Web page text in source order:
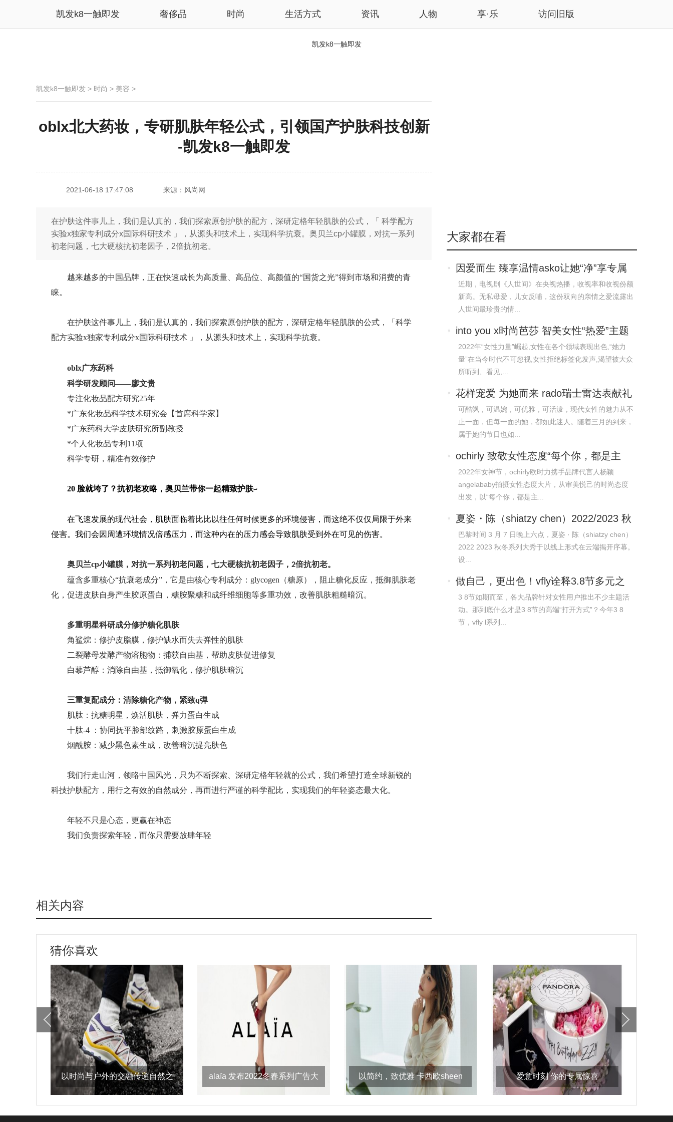
凯发k8一触即发 奢侈品 时尚 生活方式 资讯 人物 享·乐 访问旧版
凯发k8一触即发
凯发k8一触即发 > 时尚 > 美容 >
oblx北大药妆，专研肌肤年轻公式，引领国产护肤科技创新
-凯发k8一触即发
2021-06-18 17:47:08 来源：风尚网
在护肤这件事儿上，我们是认真的，我们探索原创护肤的配方，深研定格年轻肌肤的公式，「 科学配方
实验x独家专利成分x国际科研技术 」，从源头和技术上，实现科学抗衰。奥贝兰cp小罐膜，对抗一系列
初老问题，七大硬核抗初老因子，2倍抗初老。
越来越多的中国品牌，正在快速成长为高质量、高品位、高颜值的“国货之光”得到市场和消费的青
睐。
在护肤这件事儿上，我们是认真的，我们探索原创护肤的配方，深研定格年轻肌肤的公式， 「 科学
配方实验x独家专利成分x国际科研技术 」 ， 从源头和技术上，实现科学抗衰。
oblx广东药科
科学研发顾问——廖文贵
专注化妆品配方研究25年
*广东化妆品科学技术研究会【首席科学家】
*广东药科大学皮肤研究所副教授
*个人化妆品专利11项
科学专研，精准有效修护
20 脸就垮了？抗初老攻略，奥贝兰带你一起精致护肤~
在飞速发展的现代社会，肌肤面临着比比以往任何时候更多的环境侵害，而这绝不仅仅局限于外来
侵害。我们会因周遭环境情况倍感压力，而这种内在的压力感会导致肌肤受到外在可见的伤害。
奥贝兰cp小罐膜，对抗一系列初老问题，七大硬核抗初老因子， 2倍抗初老。
蕴含多重核心“抗衰老成分”，它是由核心专利成分：glycogen（糖原），阻止糖化反应，抵御肌肤老
化，促进皮肤自身产生胶原蛋白，糖胺聚糖和成纤维细胞等多重功效，改善肌肤粗糙暗沉。
多重明星科研成分修护糖化肌肤
角鲨烷 ：修护皮脂膜，修护缺水而失去弹性的肌肤
二裂酵母发酵产物溶胞物 ：捕获自由基，帮助皮肤促进修复
白藜芦醇 ：消除自由基，抵御氧化，修护肌肤暗沉
三重复配成分：清除糖化产物 ，紧致q弹
肌肽：抗糖明星，焕活肌肤，弹力蛋白生成
十肽-4 ：协同抚平脸部纹路，刺激胶原蛋白生成
烟酰胺：减少黑色素生成，改善暗沉提亮肤色
我们行走山河，领略中国风光，只为不断探索、深研定格年轻就的公式，我们希望打造全球新锐的
科技护肤配方，用行之有效的自然成分，再而进行严谨的科学配比，实现我们的年轻姿态最大化。
年轻不只是心态，更赢在神态
我们负责探索年轻，而你只需要放肆年轻
大家都在看
因爱而生 臻享温情asko让她“净”享专属
宠爱
近期，电视剧《人世间》在央视热播，收视率和收视份额
新高。无私母爱，儿女反哺，这份双向的亲情之爱流露出
人世间最珍贵的情...
into you x时尚芭莎 智美女性“热爱”主题
论坛
2022年“女性力量”崛起,女性在各个领域表现出色,“她力
量”在当今时代不可忽视,女性拒绝标签化发声,渴望被大众
所听到、看见,...
花样宠爱 为她而来 rado瑞士雷达表献礼
女生节
可酷飒，可温婉，可优雅，可活泼，现代女性的魅力从不
止一面，但每一面的她，都如此迷人。随着三月的到来，
属于她的节日也如...
ochirly 致敬女性态度“每个你，都是主
角”
2022年女神节，ochirly欧时力携手品牌代言人杨颖
angelababy拍摄女性态度大片，从审美悦己的时尚态度
出发，以“每个你，都是主...
夏姿・陈（shiatzy chen）2022/2023 秋
冬系列
巴黎时间 3 月 7 日晚上六点，夏姿 · 陈（shiatzy chen）
2022 2023 秋冬系列大秀于以线上形式在云端揭开序幕。
设...
做自己，更出色！vfly诠释3.8节多元之
美
3 8节如期而至，各大品牌针对女性用户推出不少主题活
动。那到底什么才是3 8节的高端“打开方式”？今年3 8
节，vfly l系列...
相关内容
猜你喜欢
以时尚与户外的交融传递自然之
意，salomon
alaïa 发布2022冬春系列广告大
片
以简约，致优雅 卡西欧sheen
she-4544系
爱意时刻 你的专属惊喜
pandora潘多拉珠